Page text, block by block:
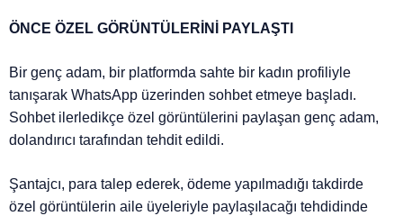
ÖNCE ÖZEL GÖRÜNTÜLERİNİ PAYLAŞTI
Bir genç adam, bir platformda sahte bir kadın profiliyle
tanışarak WhatsApp üzerinden sohbet etmeye başladı.
Sohbet ilerledikçe özel görüntülerini paylaşan genç adam,
dolandırıcı tarafından tehdit edildi.
Şantajcı, para talep ederek, ödeme yapılmadığı takdirde
özel görüntülerin aile üyeleriyle paylaşılacağı tehdidinde